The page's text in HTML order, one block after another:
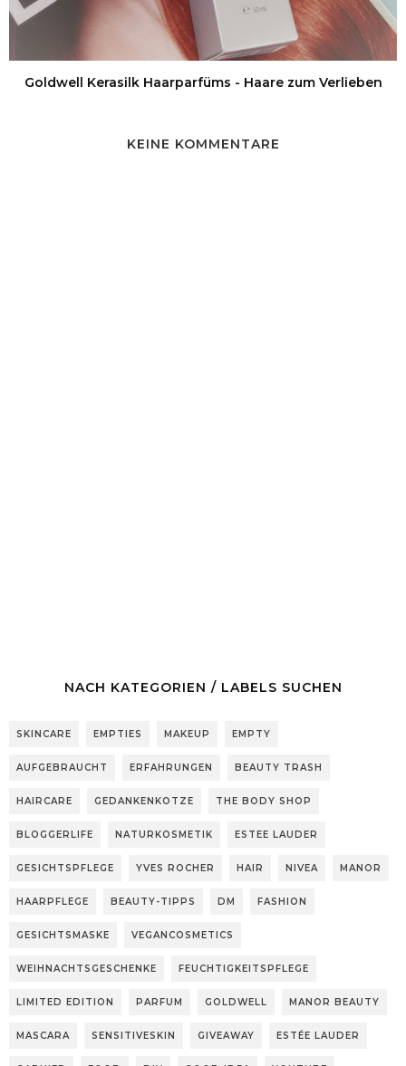
Goldwell Kerasilk Haarparfüms - Haare zum Verlieben
KEINE KOMMENTARE
NACH KATEGORIEN / LABELS SUCHEN
SKINCARE EMPTIES MAKEUP EMPTY
AUFGEBRAUCHT ERFAHRUNGEN BEAUTY TRASH
HAIRCARE GEDANKENKOTZE THE BODY SHOP
BLOGGERLIFE NATURKOSMETIK ESTEE LAUDER
GESICHTSPFLEGE YVES ROCHER HAIR NIVEA MANOR
HAARPFLEGE BEAUTY-TIPPS DM FASHION
GESICHTSMASKE VEGANCOSMETICS
WEIHNACHTSGESCHENKE FEUCHTIGKEITSPFLEGE
LIMITED EDITION PARFUM GOLDWELL MANOR BEAUTY
MASCARA SENSITIVESKIN GIVEAWAY ESTÉE LAUDER